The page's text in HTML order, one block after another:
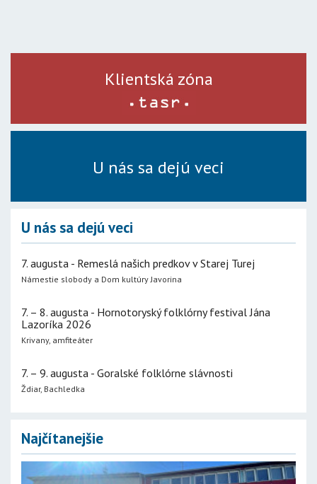
Klientská zóna
U nás sa dejú veci
U nás sa dejú veci
7. augusta - Remeslá našich predkov v Starej Turej
Námestie slobody a Dom kultúry Javorina
7. – 8. augusta - Hornotoryský folklórny festival Jána
Lazoríka 2026
Krivany, amfiteáter
7. – 9. augusta - Goralské folklórne slávnosti
Ždiar, Bachledka
Najčítanejšie